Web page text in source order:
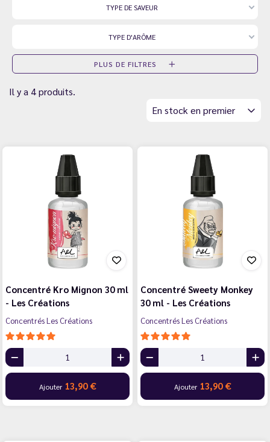
TYPE DE SAVEUR
TYPE D'ARÔME
PLUS DE FILTRES
Il y a 4 produits.
En stock en premier
Concentré Kro Mignon 30 ml
- Les Créations
Concentrés Les Créations
Ajouter 13,90 €
Concentré Sweety Monkey
30 ml - Les Créations
Concentrés Les Créations
Ajouter 13,90 €